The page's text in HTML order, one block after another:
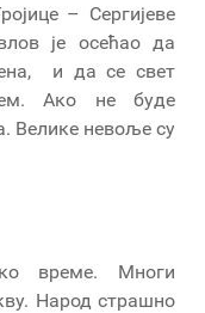
– Сергијеве
је осећао да
и да се свет
Ако не буде
Велике невоље су
време. Многи
Народ страшно